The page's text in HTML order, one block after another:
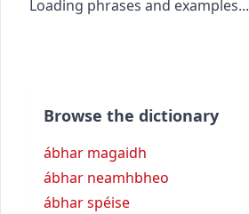
Loading phrases and examples...
Browse the dictionary
ábhar magaidh
ábhar neamhbheo
ábhar spéise